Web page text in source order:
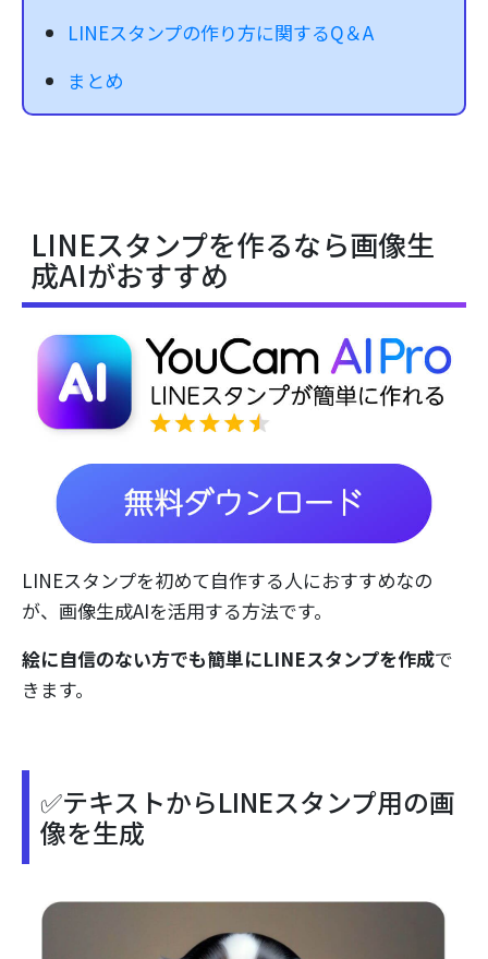
LINEスタンプの作り方に関するQ＆A
まとめ
LINEスタンプを作るなら画像生
成AIがおすすめ
LINEスタンプを初めて自作する人におすすめなの
が、画像生成AIを活用する方法です。
絵に自信のない方でも簡単にLINEスタンプを作成で
きます。
✅テキストからLINEスタンプ用の画
像を生成